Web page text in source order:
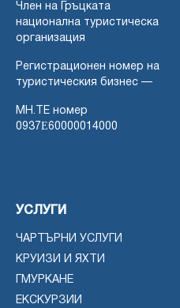
Член на Гръцката
национална туристическа
организация
Регистрационен номер на
туристическия бизнес —
MH.TE номер
0937Ε60000014000
УСЛУГИ
ЧАРТЪРНИ УСЛУГИ
КРУИЗИ И ЯХТИ
ГМУРКАНЕ
ЕКСКУРЗИИ